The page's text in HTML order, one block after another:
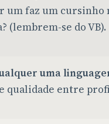
um faz um cursinho
(lembrem-se do
uma
qualidade entre